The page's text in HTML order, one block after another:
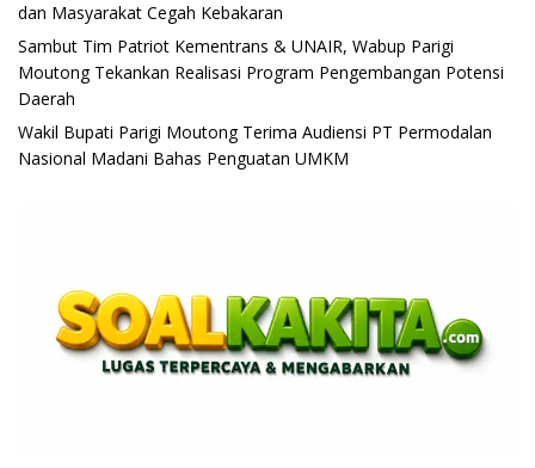
dan Masyarakat Cegah Kebakaran
Sambut Tim Patriot Kementrans & UNAIR, Wabup Parigi
Moutong Tekankan Realisasi Program Pengembangan Potensi
Daerah
Wakil Bupati Parigi Moutong Terima Audiensi PT Permodalan
Nasional Madani Bahas Penguatan UMKM